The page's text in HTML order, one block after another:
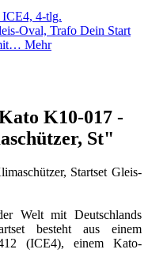
4-tlg.
Oval, Trafo Dein Start
Mehr
K10-017 -
St"
Startset Gleis-
Welt mit Deutschlands
besteht aus einem
(ICE4), einem Kato-